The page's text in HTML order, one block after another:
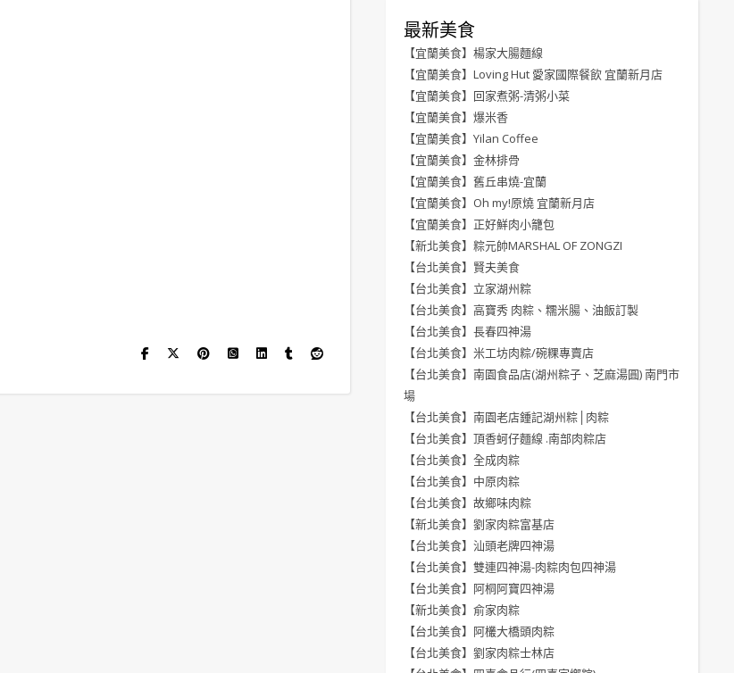
最新美食
【宜蘭美食】楊家大腸麵線
【宜蘭美食】Loving Hut 愛家國際餐飲 宜蘭新月店
【宜蘭美食】回家煮粥-清粥小菜
【宜蘭美食】爆米香
【宜蘭美食】Yilan Coffee
【宜蘭美食】金林排骨
【宜蘭美食】舊丘串燒-宜蘭
【宜蘭美食】Oh my!原燒 宜蘭新月店
【宜蘭美食】正好鮮肉小籠包
【新北美食】粽元帥MARSHAL OF ZONGZI
【台北美食】賢夫美食
【台北美食】立家湖州粽
【台北美食】高寶秀 肉粽、糯米腸、油飯訂製
【台北美食】長春四神湯
【台北美食】米工坊肉粽/碗粿專賣店
【台北美食】南園食品店(湖州粽子、芝麻湯圓) 南門市
場
【台北美食】南園老店鍾記湖州粽│肉粽
【台北美食】頂香蚵仔麵線 .南部肉粽店
【台北美食】全成肉粽
【台北美食】中原肉粽
【台北美食】故鄉味肉粽
【新北美食】劉家肉粽富基店
【台北美食】汕頭老牌四神湯
【台北美食】雙連四神湯-肉粽肉包四神湯
【台北美食】阿桐阿寶四神湯
【新北美食】俞家肉粽
【台北美食】阿欉大橋頭肉粽
【台北美食】劉家肉粽士林店